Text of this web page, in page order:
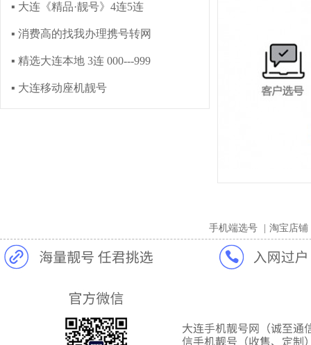
▪ 大连《精品·靓号》4连5连
▪ 消费高的找我办理携号转网
▪ 精选大连本地 3连 000---999
▪ 大连移动座机靓号
手机端选号 淘宝店铺